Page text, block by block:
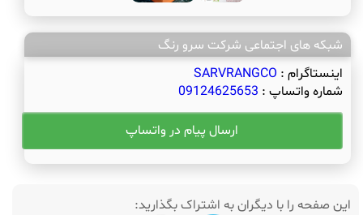
شبکه های اجتماعی شرکت سرو رنگ
اینستاگرام : SARVRANGCO
شماره واتساپ : 09124625653
ارسال پیام در واتساپ
این صفحه را با دیگران به اشتراک بگذارید: